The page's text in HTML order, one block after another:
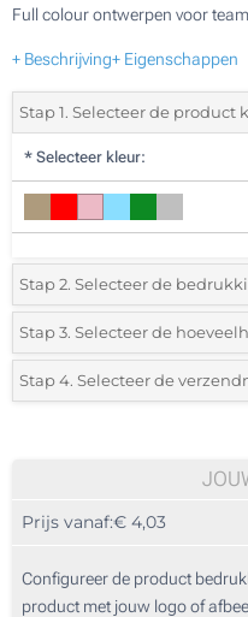
Full colour ontwerpen voor
+ Beschrijving+ Eigenschappen
Stap 1. Selecteer de product
* Selecteer kleur:
Stap 2. Selecteer de
*Selecteer de bedrukking en
1 Kleur (Aan een kant)
3 Kleuren (Aan een kant)
Digitale kleuren transfer (Aan
Stap 3. Selecteer de
*Selecteer het aantal 10 (Totale
Stap 4. Selecteer de
Prijs vanaf:€ 4,03
Configureer de product
product met jouw logo of